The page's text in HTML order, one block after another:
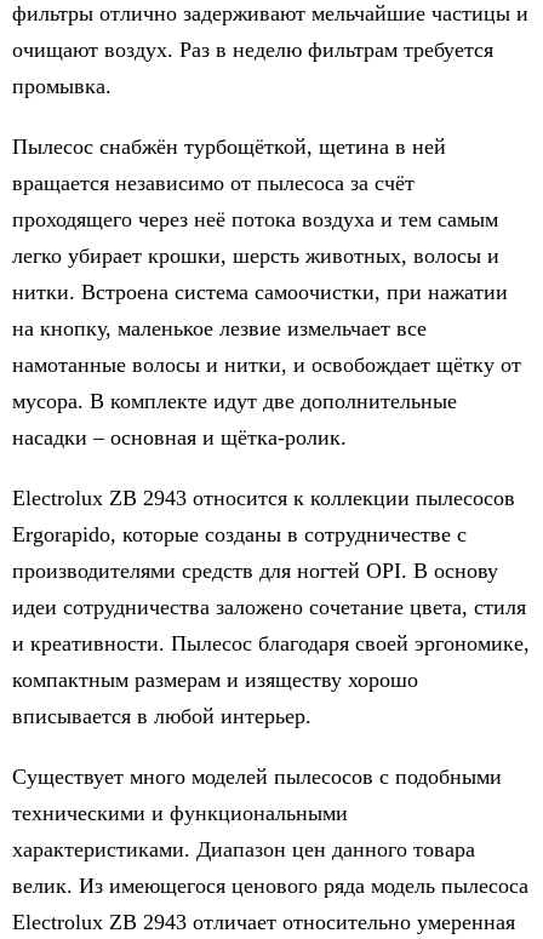
фильтры отлично задерживают мельчайшие частицы и
очищают воздух. Раз в неделю фильтрам требуется
промывка.
Пылесос снабжён турбощёткой, щетина в ней
вращается независимо от пылесоса за счёт
проходящего через неё потока воздуха и тем самым
легко убирает крошки, шерсть животных, волосы и
нитки. Встроена система самоочистки, при нажатии
на кнопку, маленькое лезвие измельчает все
намотанные волосы и нитки, и освобождает щётку от
мусора. В комплекте идут две дополнительные
насадки – основная и щётка-ролик.
Electrolux ZB 2943 относится к коллекции пылесосов
Ergorapido, которые созданы в сотрудничестве с
производителями средств для ногтей OPI. В основу
идеи сотрудничества заложено сочетание цвета, стиля
и креативности. Пылесос благодаря своей эргономике,
компактным размерам и изяществу хорошо
вписывается в любой интерьер.
Существует много моделей пылесосов с подобными
техническими и функциональными
характеристиками. Диапазон цен данного товара
велик. Из имеющегося ценового ряда модель пылесоса
Electrolux ZB 2943 отличает относительно умеренная